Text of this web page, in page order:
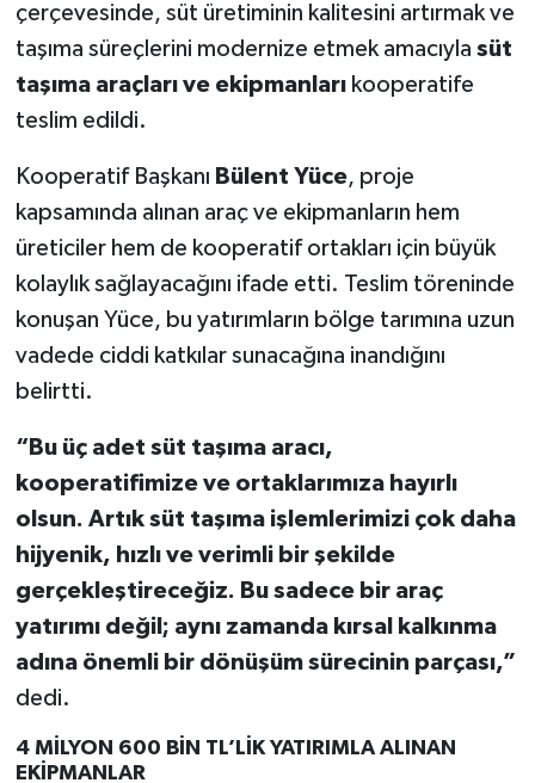
çerçevesinde, süt üretiminin kalitesini artırmak ve
taşıma süreçlerini modernize etmek amacıyla süt
taşıma araçları ve ekipmanlarıkooperatife
teslim edildi.
Kooperatif Başkanı Bülent Yüce, proje
kapsamında alınan araç ve ekipmanların hem
üreticiler hem de kooperatif ortakları için büyük
kolaylık sağlayacağını ifade etti. Teslim töreninde
konuşan Yüce, bu yatırımların bölge tarımına uzun
vadede ciddi katkılar sunacağına inandığını
belirtti.
“Bu üç adet süt taşıma aracı,
kooperatifimize ve ortaklarımıza hayırlı
olsun. Artık süt taşıma işlemlerimizi çok daha
hijyenik, hızlı ve verimli bir şekilde
gerçekleştireceğiz. Bu sadece bir araç
yatırımı değil; aynı zamanda kırsal kalkınma
adına önemli bir dönüşüm sürecinin parçası,”
dedi.
4 MİLYON 600 BİN TL’LİK YATIRIMLA ALINAN
EKİPMANLAR